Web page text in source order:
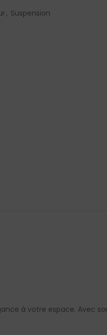
, Suspension
à votre espace. Avec